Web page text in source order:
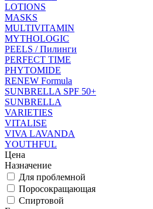
LOTIONS
MASKS
MULTIVITAMIN
MYTHOLOGIC
PEELS / Пилинги
PERFECT TIME
PHYTOMIDE
RENEW Formula
SUNBRELLA SPF 50+
SUNBRELLA
VARIETIES
VITALISE
VIVA LAVANDA
YOUTHFUL
Цена
Назначение
Для проблемной
Поросокращающая
Спиртовой